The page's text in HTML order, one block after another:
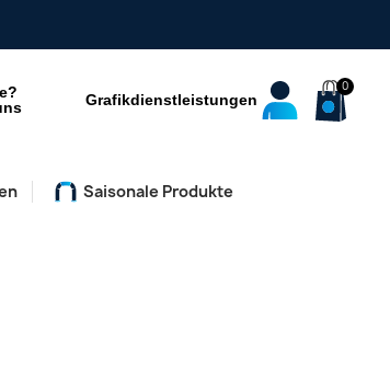
Grafikdienstleistungen
Saisonale Produkte